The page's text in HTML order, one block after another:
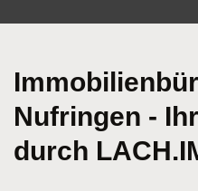
Nufringen -
durch